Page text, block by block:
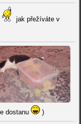
jak přežíváte v
dostanu
)